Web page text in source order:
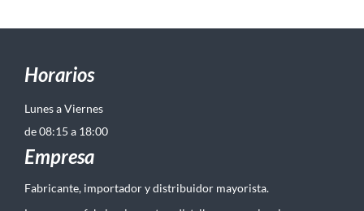
Horarios
Lunes a Viernes
de 08:15 a 18:00
Empresa
Fabricante, importador y distribuidor mayorista.